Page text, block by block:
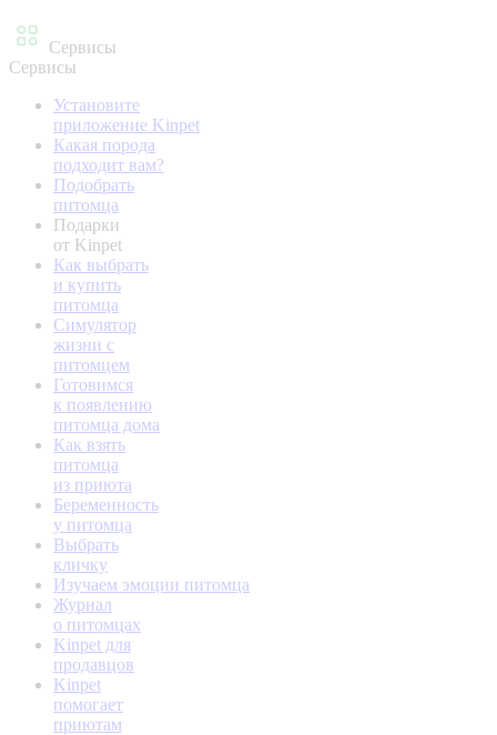
Сервисы
Сервисы
Установите
приложение Kinpet
Какая порода
подходит вам?
Подобрать
питомца
Подарки
от Kinpet
Как выбрать
и купить
питомца
Симулятор
жизни с
питомцем
Готовимся
к появлению
питомца дома
Как взять
питомца
из приюта
Беременность
у питомца
Выбрать
кличку
Изучаем эмоции питомца
Журнал
о питомцах
Kinpet для
продавцов
Kinpet
помогает
приютам